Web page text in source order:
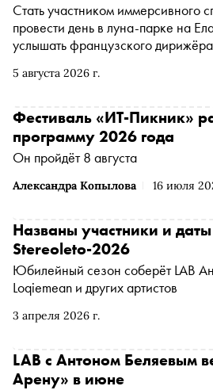
5 августа 2026 г.
Стать участником иммерсивного
провести день в луна-парке на
услышать французского
заняться и куда сходить на
Александра Копылова 16 июля
Фестиваль «ИТ-Пикник»
программу 2026 года
Он пройдёт 8 августа
3 апреля 2026 г.
Названы участники и
Stereoleto-2026
Юбилейный сезон соберёт LAB
Loqiemean и других артистов
LAB с Антоном Беляевым
Арену» в июне